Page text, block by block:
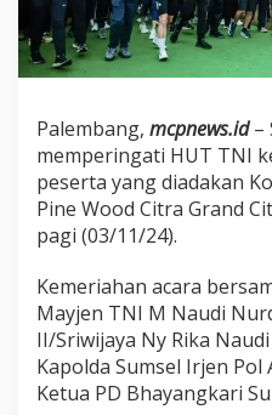
r
i
w
j
a
y
a
R
U
T
T
N
I
k
Palembang, mcpnews.id–
memperingati HUT TNI
peserta yang diadakan
Pine Wood Citra Grand
pagi (03/11/24).
Kemeriahan acara
Mayjen TNI M Naudi
II/Sriwijaya Ny Rika
Kapolda Sumsel Irjen Pol
Ketua PD Bhayangkari